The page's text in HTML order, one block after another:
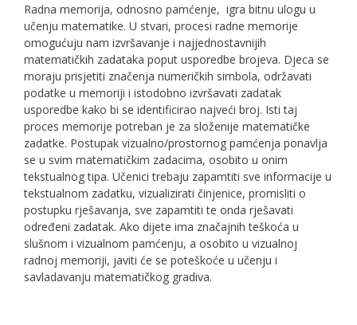
Radna memorija, odnosno pamćenje, igra bitnu ulogu u
učenju matematike. U stvari, procesi radne memorije
omogućuju nam izvršavanje i najjednostavnijih
matematičkih zadataka poput usporedbe brojeva. Djeca se
moraju prisjetiti značenja numeričkih simbola, održavati
podatke u memoriji i istodobno izvršavati zadatak
usporedbe kako bi se identificirao najveći broj. Isti taj
proces memorije potreban je za složenije matematičke
zadatke. Postupak vizualno/prostornog pamćenja ponavlja
se u svim matematičkim zadacima, osobito u onim
tekstualnog tipa. Učenici trebaju zapamtiti sve informacije u
tekstualnom zadatku, vizualizirati činjenice, promisliti o
postupku rješavanja, sve zapamtiti te onda rješavati
određeni zadatak. Ako dijete ima značajnih teškoća u
slušnom i vizualnom pamćenju, a osobito u vizualnoj
radnoj memoriji, javiti će se poteškoće u učenju i
savladavanju matematičkog gradiva.